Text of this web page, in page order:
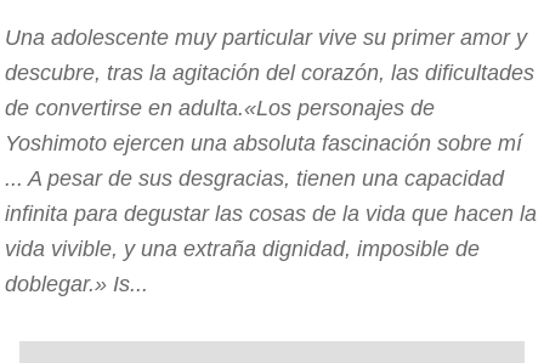
Una adolescente muy particular vive su primer amor y
descubre, tras la agitación del corazón, las dificultades
de convertirse en adulta.«Los personajes de
Yoshimoto ejercen una absoluta fascinación sobre mí
... A pesar de sus desgracias, tienen una capacidad
infinita para degustar las cosas de la vida que hacen la
vida vivible, y una extraña dignidad, imposible de
doblegar.» Is...